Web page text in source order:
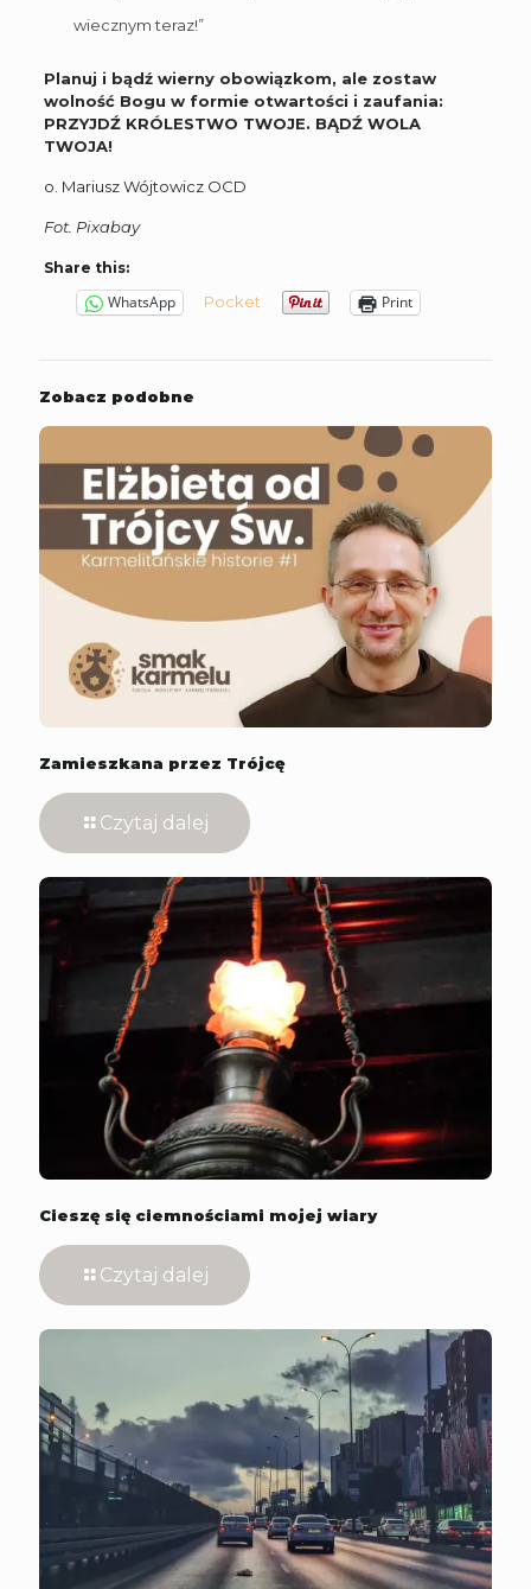
wiecznym teraz!”
Planuj i bądź wierny obowiązkom, ale zostaw
wolność Bogu w formie otwartości i zaufania:
PRZYJDŹ KRÓLESTWO TWOJE. BĄDŹ WOLA
TWOJA!
o. Mariusz Wójtowicz OCD
Fot. Pixabay
Share this:
WhatsApp Pocket Print
Zobacz podobne
Zamieszkana przez Trójcę
Czytaj dalej
Cieszę się ciemnościami mojej wiary
Czytaj dalej